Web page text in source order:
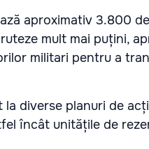
aproximativ 3.800
mult mai puțini,
militari pentru a
diverse planuri de
încât unitățile de